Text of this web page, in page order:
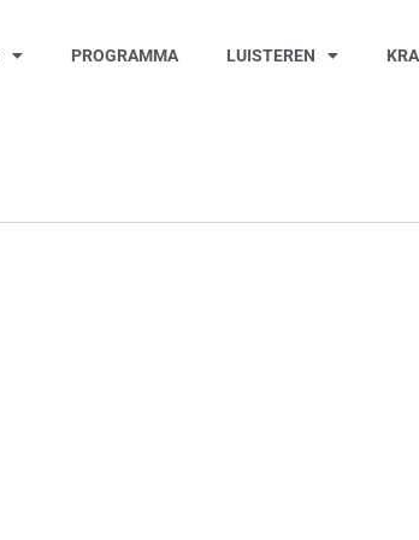
PROGRAMMA LUISTEREN